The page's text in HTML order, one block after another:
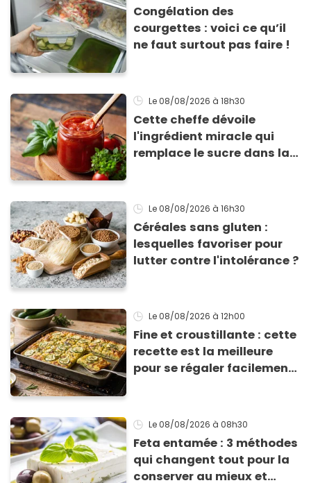
Congélation des
courgettes : voici ce qu’il
ne faut surtout pas faire !
Le 08/08/2026 à 18h30
Cette cheffe dévoile
l'ingrédient miracle qui
remplace le sucre dans la
Le 08/08/2026 à 16h30
Céréales sans gluten :
lesquelles favoriser pour
lutter contre l'intolérance ?
Le 08/08/2026 à 12h00
Fine et croustillante : cette
recette est la meilleure
pour se régaler facilement
Le 08/08/2026 à 08h30
Feta entamée : 3 méthodes
qui changent tout pour la
conserver au mieux et